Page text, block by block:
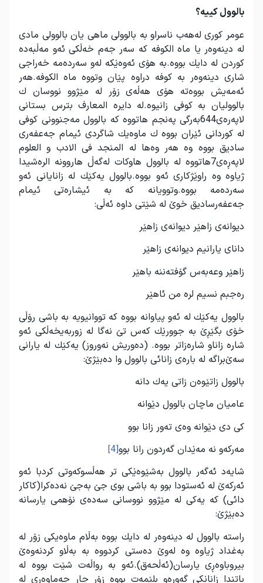
بالوول كییه؟
عومر كوری له‌هه‌ب ناسراو به‌ بالوولی ماهی یان بالوولی مادی
له دینه‌وه‌ر یا ماه الكوفه كه سه‌ر جه‌م خه‌ڵكی ئه‌و مه‌ڵبه‌ده
كوردن له دایك بووه.به‌ هۆی ئه‌وه‌ێكه له‌و سه‌رده‌مه‌ خه‌راجی
شاری دینه‌وه‌ر به‌ كوفه دراوه پێان وتووه ماه الكوفه.هه‌ر
ئه‌مه‌یش بووه‌ته ‌هۆی هه‌ڵه‌ی زۆر له مێژوو نووسان ك
بالوولیان به‌ كوفی زانیوه.له دایره المعارف بترس بستانی
لاپه‌ره‌ی644به‌رگی په‌نجم هاتووه كه بالوول مه‌جنوونی كوفی
له كوردانی ئێران بووه ك ماوه‌یك شاگردی ئیمام جه‌عفه‌ری
سادیق بووه وه هه‌ر وه‌ها له المنجد فی الادب و العلوم
لاپه‌ڕه‌ی7هاتووه له بالوول هاوكات له‌گه‌ڵ هاروونه‌ الره‌شیدا
ژیاوه وه راوێژكاری ئه‌و بووه.بالوول یه‌كێك له زانایانی ئه‌و
سه‌رده‌مه‌ بووه.وتوویانه‌ كه‌ به‌ ئیشاره‌تی ئیمام
جه‌عفه‌رسادیق خوێ له شێتی داوه ئه‌ڵی:
دیوانه‌‌ی زاهێر دیوانه‌ی زاهێر
دانای یارانیم دیوانه‌ی زاهێر
زاهێر وعه‌به‌س گۆفته‌ننه‌ باهێر
ره‌جبم نسیم لره من ئاهێر‌
بالوول یه‌كێك له ‌ئه‌و پیاوانه‌ بووه كه تووانیویه ‌به باشی رۆڵی
خۆی بگێڕێ به‌ جوورێك كه‌س تێ نه‌گا له‌ زوربه‌یخه‌ڵكی ئه‌و
شاره‌ زاناو شاره‌زاتر بووه. (ده‌وریش ‌نه‌وروز) یه‌كێك له یارانی
سه‌ێ‌براگه‌ له ‌باره‌ی زانائی بالوول وا ده‌بێژێ:
بالوول زاتێوه‌ن زاتی یه‌ك دانه
عامیان ماچان بالوول دێوانه
كی دی دێوانه وه‌ی ته‌ور زانا بوو
مه‌ركه‌و نه مه‌ێدان گه‌ردون رانا بوو[4]
شایه‌د ئه‌گه‌ر بالوول به‌شێوه‌ێكی تر هه‌ڵسوكه‌وتی كردبا ئه‌و
ئه‌ركه‌ێ له‌ ئه‌ستودا بوو به‌ باشی بوی جێ به‌جێ نه‌ده‌كرا(كاكار
دائی) كه یه‌كی له‌ مێژوو نووسانی سه‌ده‌ی نۆهمی یارسانه
ده‌بێژێ:
راسته‌ بالوول له دینه‌وه‌ر له‌ دایك بووه به‌ڵام ماوه‌یكی زۆر له
به‌غداد ژیاوه وه له‌وێ ده‌ستی كردووه به‌ به‌ڵاو كردنه‌وه‌ێ
بیروباوه‌ڕی یارسان(ئه‌ڵحه‌ق).ئه‌و به‌ رواڵه‌ت شێت بووه له‌
باتندا زاناێكی گه‌وره‌‌‌و بلێمه‌ت بووه زۆر جار جه‌ماوه‌ری له‌